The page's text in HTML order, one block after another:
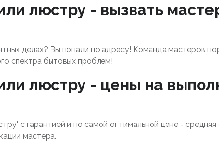
люстру - вызвать
делах? Вы попали по адресу! Команда мастеров
спектра бытовых проблем!
люстру - цены на
с гарантией и по самой оптимальной цене -
мастера.